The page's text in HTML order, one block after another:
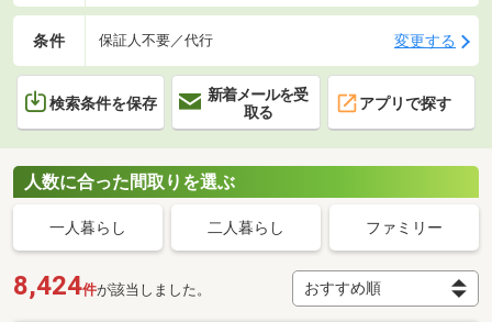
条件 保証人不要／代行 変更する
検索条件を保存
新着メールを受
取る
アプリで探す
人数に合った間取りを選ぶ
一人暮らし 二人暮らし ファミリー
8,424件が該当しました。